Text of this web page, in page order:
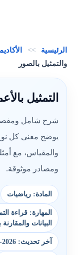
الرئيسية >>
والتمثيل بالصور
التمثيل
شرح شامل ومفصل
يوضح معنى كل نوع
والمقياس، مع
ومصادر موثوقة.
المادة: رياضيات
المهارة: قراءة
البيانات والمقارنة
آخر تحديث: 2026-08-10